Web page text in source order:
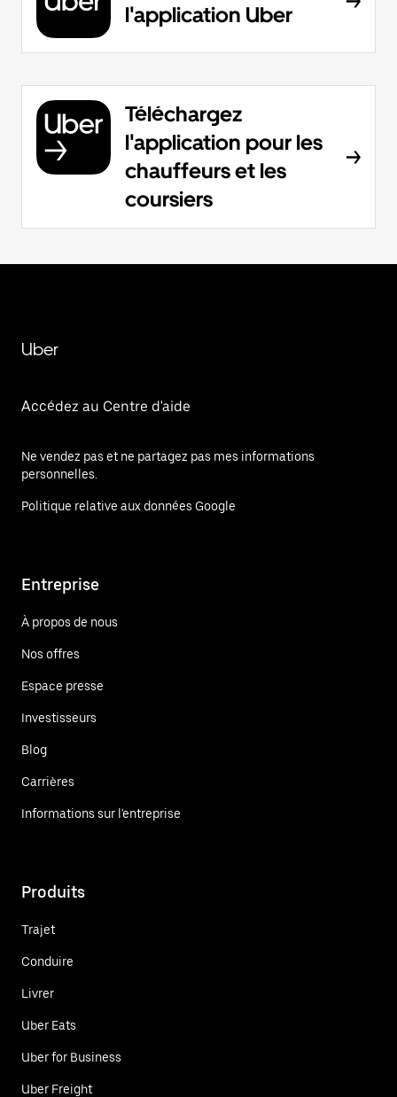
l'application Uber
Téléchargez
l'application pour les
chauffeurs et les
coursiers
Uber
Accédez au Centre d'aide
Ne vendez pas et ne partagez pas mes informations
personnelles.
Politique relative aux données Google
Entreprise
À propos de nous
Nos offres
Espace presse
Investisseurs
Blog
Carrières
Informations sur l'entreprise
Produits
Trajet
Conduire
Livrer
Uber Eats
Uber for Business
Uber Freight